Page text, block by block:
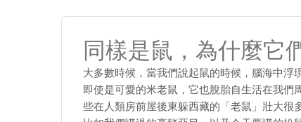
同樣是鼠，為什麼它
大多數時候，當我們說起鼠的時候，腦海中浮
即使是可愛的米老鼠，它也脫胎自生活在我
些在人類房前屋後東躲西藏的「老鼠」壯大很